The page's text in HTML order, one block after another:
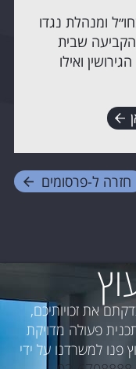
ומנהלת נגדו
הקביעה שבית
ואילו
חזרה ל-פרסומים
את זכויותיכם,
פעולה מדויקת
פנו למשרדנו על ידי